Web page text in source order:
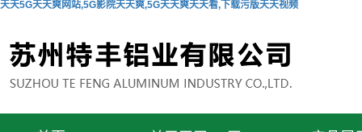
天天5G天天爽网站,5G影院天天爽,5G天天爽天天看,下载污版天天视频